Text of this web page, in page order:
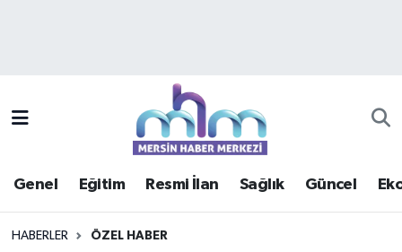
Genel Eğitim Resmi İlan Sağlık Güncel
HABERLER ÖZEL HABER
Mersin Trafik Yoğunluk Haritası
Süper Lig Puan Durumu ve Fikstür